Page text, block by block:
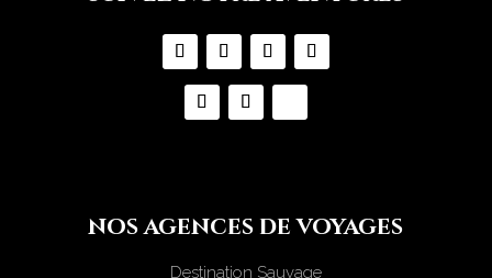
nos agences de voyages
Destination Sauvage